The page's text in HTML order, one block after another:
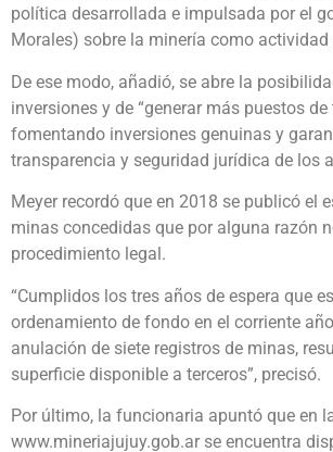
política desarrollada e impulsada por el
Morales) sobre la minería como
De ese modo, añadió, se abre la
inversiones y de “generar más puestos
fomentando inversiones genuinas y
transparencia y seguridad jurídica de los
Meyer recordó que en 2018 se publicó el
minas concedidas que por alguna razón
procedimiento legal.
“Cumplidos los tres años de espera que
ordenamiento de fondo en el corriente
anulación de siete registros de minas,
superficie disponible a terceros”, precisó.
Por último, la funcionaria apuntó que en
www.mineriajujuy.gob.ar se encuentra